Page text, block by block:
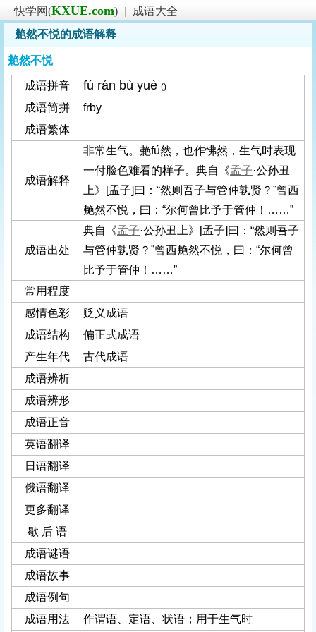
快学网(KXUE.com) |
成语大全
艴然不悦的成语解释
艴然不悦
成语拼音 fú rán bù yuè ()
成语简拼
frby
成语繁体
成语解释
非常生气。艴fú然，也作怫然，生气时表现
一付脸色难看的样子。典自《孟子·公孙丑
上》[孟子]曰：“然则吾子与管仲孰贤？”曾西
艴然不悦，曰：“尔何曾比予于管仲！……”
成语出处
典自《孟子·公孙丑上》[孟子]曰：“然则吾子
与管仲孰贤？”曾西艴然不悦，曰：“尔何曾
比予于管仲！……”
常用程度
感情色彩
贬义成语
成语结构
偏正式成语
产生年代
古代成语
成语辨析
成语辨形
成语正音
英语翻译
日语翻译
俄语翻译
更多翻译
歇 后 语
成语谜语
成语故事
成语例句
成语用法
作谓语、定语、状语；用于生气时